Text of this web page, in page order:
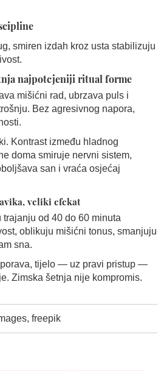
smiren izdah kroz usta stabilizuju
najpotcjeniji ritual forme
mišićni rad, ubrzava puls i
Bez agresivnog napora,
Kontrast između hladnog
doma smiruje nervni sistem,
san i vraća osjećaj
veliki efekat
od 40 do 60 minuta
oblikuju mišićni tonus, smanjuju
sna.
tijelo — uz pravi pristup —
Zimska šetnja nije kompromis.
freepik